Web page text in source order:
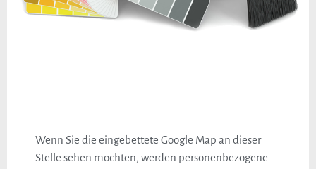
Wenn Sie die eingebettete Google Map an dieser
Stelle sehen möchten, werden personenbezogene